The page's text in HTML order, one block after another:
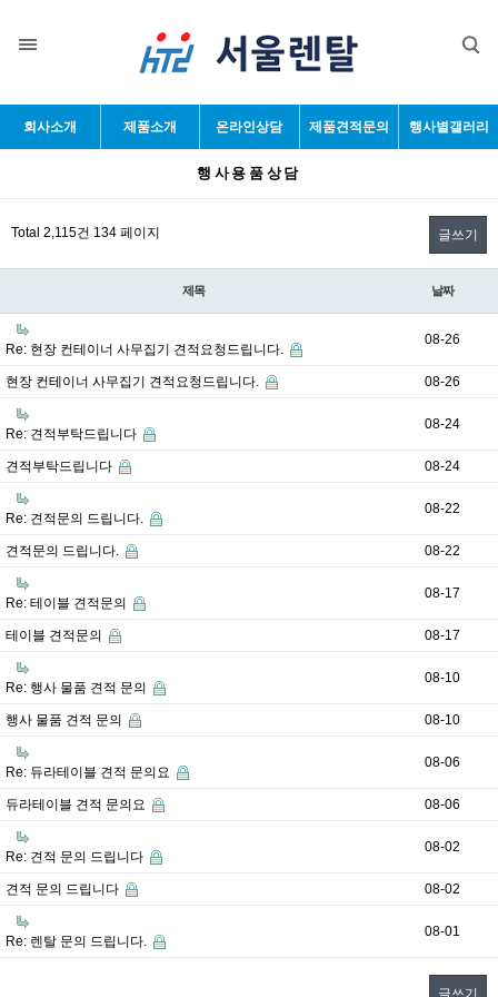
회사소개 제품소개 온라인상담 제품견적문의 행사별갤러리
행사용품상담
Total 2,115건 134 페이지 글쓰기
제목 날짜
Re: 현장 컨테이너 사무집기 견적요청드립니다.
08-26
현장 컨테이너 사무집기 견적요청드립니다. 08-26
Re: 견적부탁드립니다
08-24
견적부탁드립니다 08-24
Re: 견적문의 드립니다.
08-22
견적문의 드립니다. 08-22
Re: 테이블 견적문의
08-17
테이블 견적문의 08-17
Re: 행사 물품 견적 문의
08-10
행사 물품 견적 문의 08-10
Re: 듀라테이블 견적 문의요
08-06
듀라테이블 견적 문의요 08-06
Re: 견적 문의 드립니다
08-02
견적 문의 드립니다 08-02
Re: 렌탈 문의 드립니다.
08-01
글쓰기